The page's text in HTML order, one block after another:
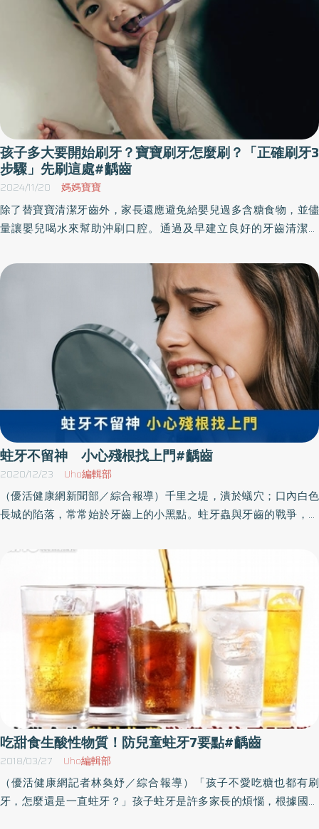
孩子多大要開始刷牙？寶寶刷牙怎麼刷？「正確刷牙3
步驟」先刷這處#齲齒
2024/11/20 媽媽寶寶
除了替寶寶清潔牙齒外，家長還應避免給嬰兒過多含糖食物，並儘
量讓嬰兒喝水來幫助沖刷口腔。通過及早建立良好的牙齒清潔習
《優活健康網》特選此篇，教爸媽正確善用幫寶寶刷牙、使用牙線
的正確方法。
蛀牙不留神 小心殘根找上門#齲齒
2020/12/23 Uho編輯部
（優活健康網新聞部／綜合報導）千里之堤，潰於蟻穴；口內白色
長城的陷落，常常始於牙齒上的小黑點。蛀牙蟲與牙齒的戰爭，每
活家牙醫診所 主治醫師 李冠霆醫師 為我們先介紹牙齒的構造，由外
到內分別為：琺瑯質、牙本質及牙髓腔。琺瑯質是牙齒當中最堅硬
的位置，但因為沒有神經血管，所以發生病變的時候，通常不會有
感覺。牙本質質地較軟，內部有牙本質小管，對外來刺激會有酸痛
的感覺。牙髓腔裡面充滿神經、血管，透過根尖的小孔和上下顎骨
的神經血管相連；外來的刺激會造成神經發炎死亡，牙髓腔也跟著
變小。蛀牙流程及預防方式了解牙齒結構之後，再來介紹蛀牙蟲的
攻擊流程和我們的應對手段：1.脫鈣：因為琺瑯質質地堅硬，細菌沒
辦法快速入侵；琺瑯質會開始產生脫鈣的現象，表現上為白白黃黃
的小斑點。這個階段只要改善清潔習慣，就可以避免進入下一個階
段。2.靜止性齲齒：牙齒表面的窩溝出現黑點或黑線，但尚未形成窩
洞。這個階段一樣只要改善清潔習慣，就可以預防進一步的感染；
不過視覺上跟淺層齲齒不易區別，會建議給牙醫師檢查。3.淺層齲
齒：細菌在琺瑯質上形成窩洞，但還沒入侵牙本質。出現淺層齲齒
之後，就需要儘早接受治療；因為細菌還沒進入牙本質，治療的時
吃甜食生酸性物質！防兒童蛀牙7要點#齲齒
2018/03/27 Uho編輯部
（優活健康網記者林奐妤／綜合報導）「孩子不愛吃糖也都有刷
牙，怎麼還是一直蛀牙？」孩子蛀牙是許多家長的煩惱，根據國健